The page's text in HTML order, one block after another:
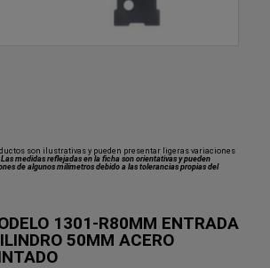
son ilustrativas y pueden presentar ligeras variaciones
Las medidas reflejadas en la ficha son orientativas y pueden
de algunos milímetros debido a las tolerancias propias del
1301-R80MM ENTRADA
50MM ACERO